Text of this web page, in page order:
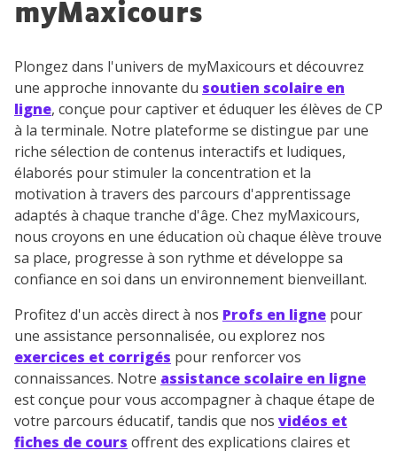
myMaxicours
Plongez dans l'univers de myMaxicours et découvrez
une approche innovante du soutien scolaire en
ligne, conçue pour captiver et éduquer les élèves de CP
à la terminale. Notre plateforme se distingue par une
riche sélection de contenus interactifs et ludiques,
élaborés pour stimuler la concentration et la
motivation à travers des parcours d'apprentissage
adaptés à chaque tranche d'âge. Chez myMaxicours,
nous croyons en une éducation où chaque élève trouve
sa place, progresse à son rythme et développe sa
confiance en soi dans un environnement bienveillant.
Profitez d'un accès direct à nos Profs en ligne pour
une assistance personnalisée, ou explorez nos
exercices et corrigés pour renforcer vos
connaissances. Notre assistance scolaire en ligne
est conçue pour vous accompagner à chaque étape de
votre parcours éducatif, tandis que nos vidéos et
fiches de cours offrent des explications claires et